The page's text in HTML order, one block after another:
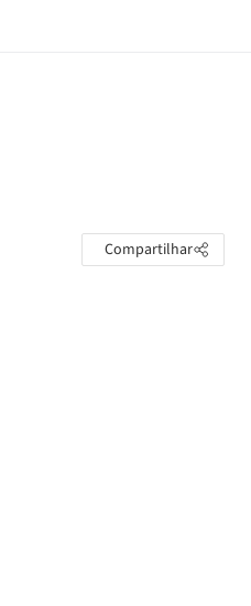
Compartilhar